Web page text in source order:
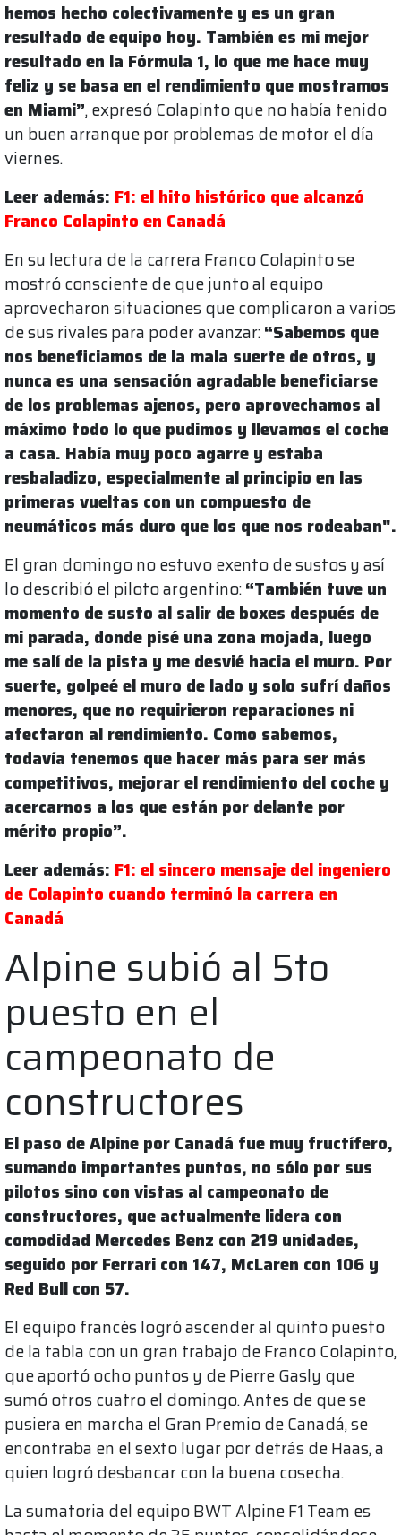
hemos hecho colectivamente y es un gran
resultado de equipo hoy. También es mi mejor
resultado en la Fórmula 1, lo que me hace muy
feliz y se basa en el rendimiento que mostramos
en Miami”, expresó Colapinto que no había tenido
un buen arranque por problemas de motor el día
viernes.
Leer además: F1: el hito histórico que alcanzó
Franco Colapinto en Canadá
En su lectura de la carrera Franco Colapinto se
mostró consciente de que junto al equipo
aprovecharon situaciones que complicaron a varios
de sus rivales para poder avanzar:“Sabemos que
nos beneficiamos de la mala suerte de otros, y
nunca es una sensación agradable beneficiarse
de los problemas ajenos, pero aprovechamos al
máximo todo lo que pudimos y llevamos el coche
a casa. Había muy poco agarre y estaba
resbaladizo, especialmente al principio en las
primeras vueltas con un compuesto de
neumáticos más duro que los que nos rodeaban".
El gran domingo no estuvo exento de sustos y así
lo describió el piloto argentino:“También tuve un
momento de susto al salir de boxes después de
mi parada, donde pisé una zona mojada, luego
me salí de la pista y me desvié hacia el muro. Por
suerte, golpeé el muro de lado y solo sufrí daños
menores, que no requirieron reparaciones ni
afectaron al rendimiento. Como sabemos,
todavía tenemos que hacer más para ser más
competitivos, mejorar el rendimiento del coche y
acercarnos a los que están por delante por
mérito propio”.
Leer además: F1: el sincero mensaje del ingeniero
de Colapinto cuando terminó la carrera en
Canadá
Alpine subió al 5to
puesto en el
campeonato de
constructores
El paso de Alpine por Canadá fue muy fructífero,
sumando importantes puntos, no sólo por sus
pilotos sino con vistas al campeonato de
constructores, que actualmente lidera con
comodidad Mercedes Benz con 219 unidades,
seguido por Ferrari con 147, McLaren con 106 y
Red Bull con 57.
El equipo francés logró ascender al quinto puesto
de la tabla con un gran trabajo de Franco Colapinto,
que aportó ocho puntos y de Pierre Gasly que
sumó otros cuatro el domingo. Antes de que se
pusiera en marcha el Gran Premio de Canadá, se
encontraba en el sexto lugar por detrás de Haas, a
quien logró desbancar con la buena cosecha.
La sumatoria del equipo BWT Alpine F1 Team es